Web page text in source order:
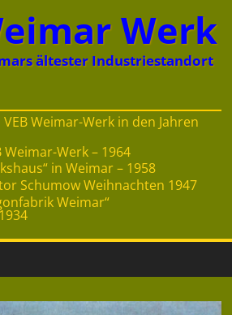
Werk
ältester Industriestandort
Weimar-Werk in den Jahren
Werk – 1964
in Weimar – 1958
Schumow Weihnachten 1947
Weimar“